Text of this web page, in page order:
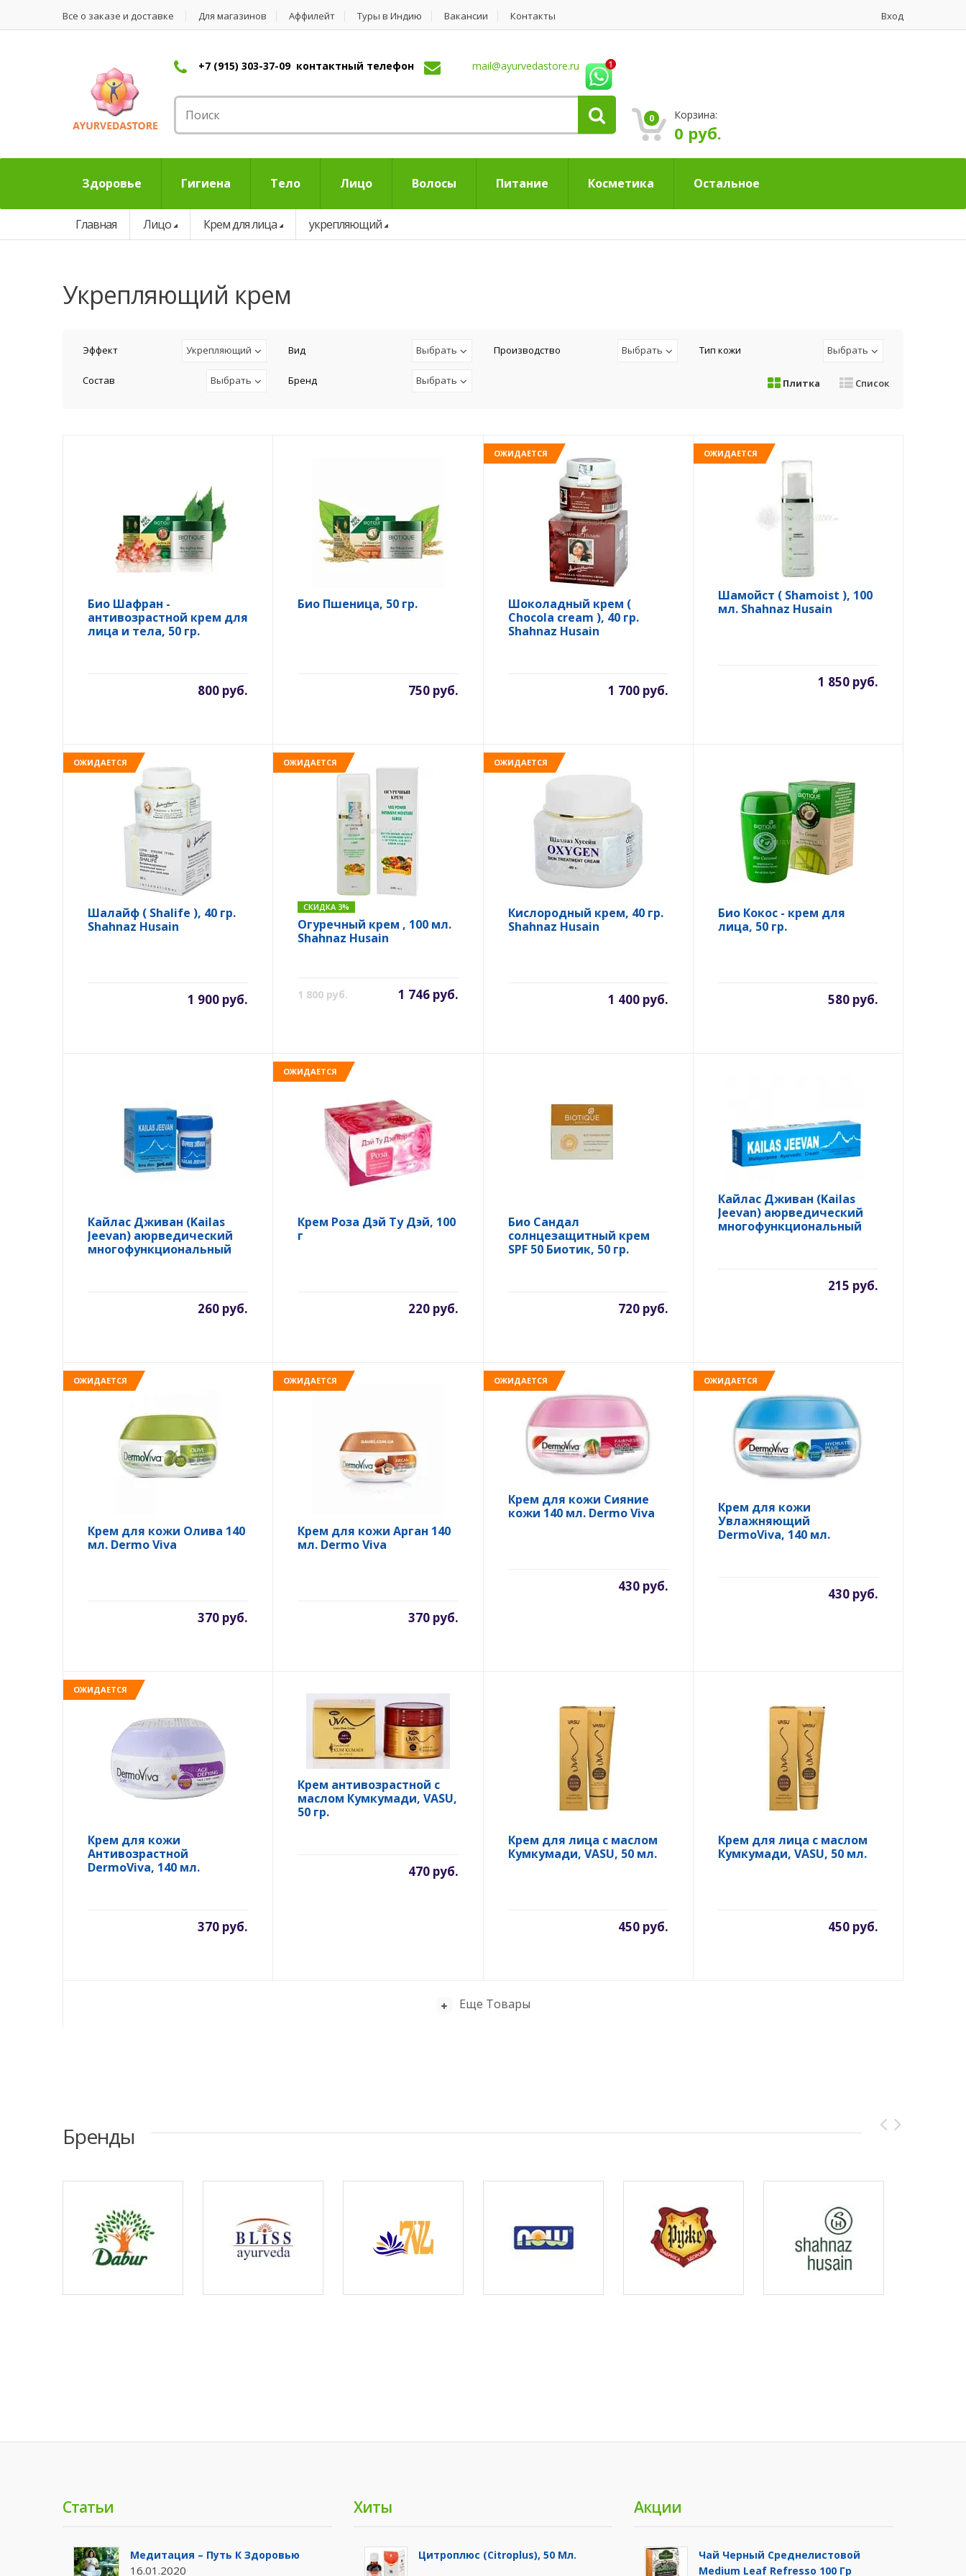
Все о заказе и доставке Для магазинов Аффилейт Туры в Индию Вакансии Контакты Вход
+7 (915) 303-37-09 контактный телефон mail@ayurvedastore.ru
0 Корзина:
0 руб.
Здоровье Гигиена Тело Лицо Волосы Питание Косметика Остальное
Главная Лицо Крем для лица укрепляющий
укрепляющий крем
Эффект Укрепляющий Вид Выбрать Производство Выбрать Тип кожи Выбрать
Состав Выбрать Бренд Выбрать Плитка Список
Био Шафран -
антивозрастной крем для
лица и тела, 50 гр.
800 руб.
Био Пшеница, 50 гр.
750 руб.
ОЖИДАЕТСЯ
Шоколадный крем (
Chocola cream ), 40 гр.
Shahnaz Husain
1 700 руб.
ОЖИДАЕТСЯ
Шамойст ( Shamoist ), 100
мл. Shahnaz Husain
1 850 руб.
ОЖИДАЕТСЯ
Шалайф ( Shalife ), 40 гр.
Shahnaz Husain
1 900 руб.
ОЖИДАЕТСЯ
СКИДКА 3%
Огуречный крем , 100 мл.
Shahnaz Husain
1 800 руб. 1 746 руб.
ОЖИДАЕТСЯ
Кислородный крем, 40 гр.
Shahnaz Husain
1 400 руб.
Био Кокос - крем для
лица, 50 гр.
580 руб.
Кайлас Дживан (Kailas
Jeevan) аюрведический
многофункциональный
260 руб.
ОЖИДАЕТСЯ
Крем Роза Дэй Ту Дэй, 100
г
220 руб.
Био Сандал
солнцезащитный крем
SPF 50 Биотик, 50 гр.
720 руб.
Кайлас Дживан (Kailas
Jeevan) аюрведический
многофункциональный
215 руб.
ОЖИДАЕТСЯ
Крем для кожи Олива 140
мл. Dermo Viva
370 руб.
ОЖИДАЕТСЯ
Крем для кожи Арган 140
мл. Dermo Viva
370 руб.
ОЖИДАЕТСЯ
Крем для кожи Сияние
кожи 140 мл. Dermo Viva
430 руб.
ОЖИДАЕТСЯ
Крем для кожи
Увлажняющий
DermoViva, 140 мл.
430 руб.
ОЖИДАЕТСЯ
Крем для кожи
Антивозрастной
DermoViva, 140 мл.
370 руб.
Крем антивозрастной с
маслом Кумкумади, VASU,
50 гр.
470 руб.
Крем для лица с маслом
Кумкумади, VASU, 50 мл.
450 руб.
Крем для лица с маслом
Кумкумади, VASU, 50 мл.
450 руб.
Еще Товары
Бренды
Статьи
Медитация – Путь К Здоровью
16.01.2020
Хиты
Цитроплюс (Citroplus), 50 Мл.
Акции
Чай Черный Среднелистовой
Medium Leaf Refresso 100 Гр